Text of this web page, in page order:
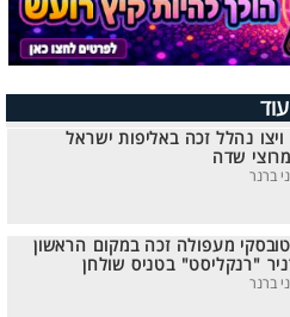
נהלל זכה באליפות ישראל
שדה
מעפולה זכה במקום הראשון
"רנקליסט" בטניס שולחן